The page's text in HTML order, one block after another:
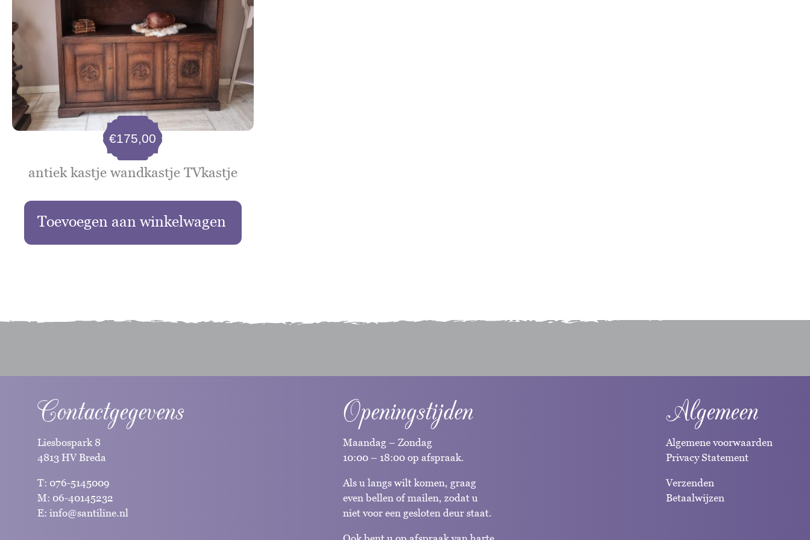
antiek kastje wandkastje TVkastje
€175,00
Toevoegen aan winkelwagen
Contactgegevens
Liesbospark 8
4813 HV Breda
T: 076-5145009
M: 06-40145232
E: info@santiline.nl
Openingstijden
Maandag – Zondag
10:00 – 18:00 op afspraak.
Als u langs wilt komen, graag
even bellen of mailen, zodat u
niet voor een gesloten deur staat.
Algemeen
Algemene voorwaarden
Privacy Statement
Verzenden
Betaalwijzen